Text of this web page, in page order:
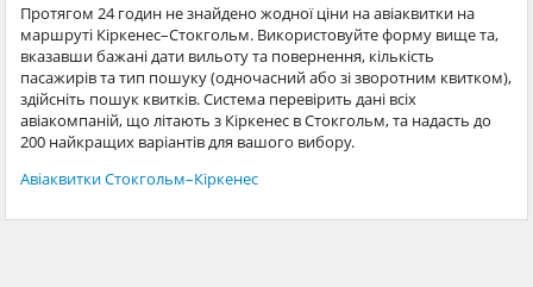
Протягом 24 годин не знайдено жодної ціни на авіаквитки на
маршруті Кіркенес–Стокгольм. Використовуйте форму вище та,
вказавши бажані дати вильоту та повернення, кількість
пасажирів та тип пошуку (одночасний або зі зворотним квитком),
здійсніть пошук квитків. Система перевірить дані всіх
авіакомпаній, що літають з Кіркенес в Стокгольм, та надасть до
200 найкращих варіантів для вашого вибору.
Авіаквитки Стокгольм–Кіркенес